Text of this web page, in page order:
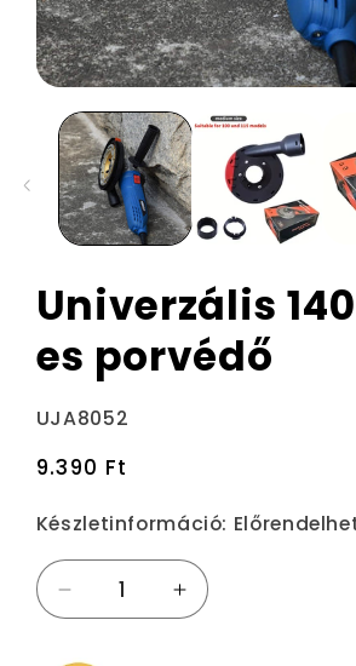
Univerzális
es porvédő
Termékváltozat:
UJA8052
Normál
9.390 Ft
Készletinformáció:
Univerzális
140
Univerzális
140